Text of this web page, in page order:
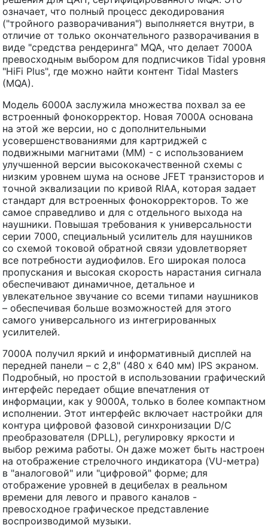
означает, что полный процесс декодирования
("тройного разворачивания") выполняется внутри, в
отличие от только окончательного разворачивания в
виде "средства рендеринга" MQA, что делает 7000A
превосходным выбором для подписчиков Tidal уровня
"HiFi Plus", где можно найти контент Tidal Masters
(MQA).
Модель 6000A заслужила множества похвал за ее
встроенный фонокорректор. Новая 7000A основана
на этой же версии, но с дополнительными
усовершенствованиями для картриджей с
подвижными магнитами (ММ) - с использованием
улучшенной версии высококачественной схемы с
низким уровнем шума на основе JFET транзисторов и
точной эквализации по кривой RIAA, которая задает
стандарт для встроенных фонокорректоров. То же
самое справедливо и для с отдельного выхода на
наушники. Повышая требования к универсальности
серии 7000, специальный усилитель для наушников
со схемой токовой обратной связи удовлетворяет
все потребности аудиофилов. Его широкая полоса
пропускания и высокая скорость нарастания сигнала
обеспечивают динамичное, детальное и
увлекательное звучание со всеми типами наушников
– обеспечивая больше возможностей для этого
самого универсального из интегрированных
усилителей.
7000A получил яркий и информативный дисплей на
передней панели – с 2,8" (480 x 640 мм) IPS экраном.
Подробный, но простой в использовании графический
интерфейс передает общие впечатления от
информации, как у 9000A, только в более компактном
исполнении. Этот интерфейс включает настройки для
контура цифровой фазовой синхронизации D/C
преобразователя (DPLL), регулировку яркости и
выбор режима работы. Он даже может быть настроен
на отображение стрелочного индикатора (VU-метра)
в "аналоговой" или "цифровой" форме; для
отображение уровней в децибелах в реальном
времени для левого и правого каналов -
превосходное графическое представление
воспроизводимой музыки.